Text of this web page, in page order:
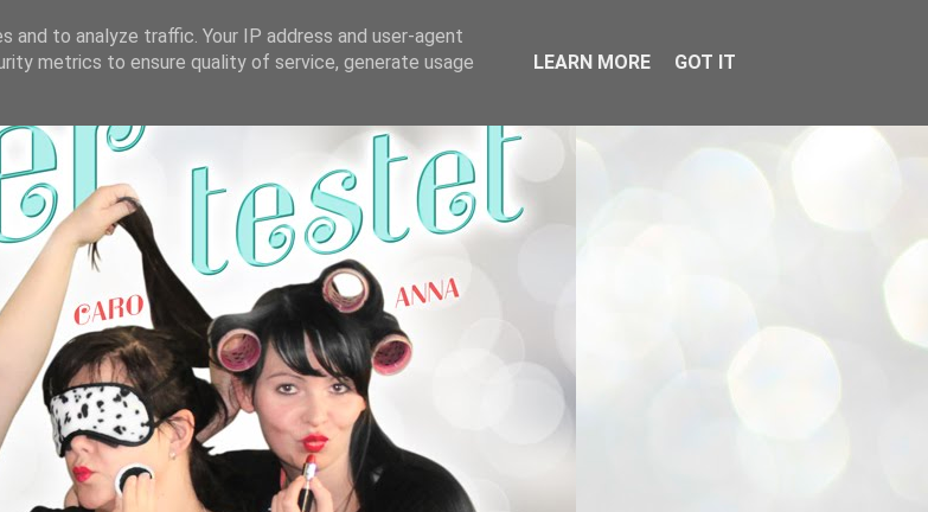
to analyze traffic. Your IP address and user-agent
metrics to ensure quality of service, generate usage
LEARN MORE GOT IT